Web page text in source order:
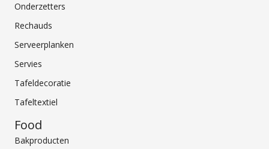
Onderzetters
Rechauds
Serveerplanken
Servies
Tafeldecoratie
Tafeltextiel
Food
Bakproducten